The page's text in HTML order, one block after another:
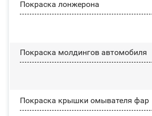
Покраска лонжерона
Покраска молдингов автомобиля
Покраска крышки омывателя фар